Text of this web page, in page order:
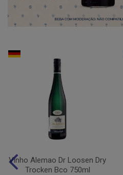
Vinho Alemao Dr Loosen Dry
Trocken Bco 750ml